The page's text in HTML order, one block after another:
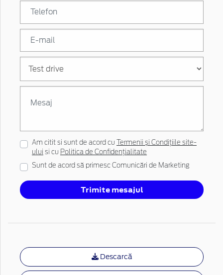
Am citit si sunt de acord cu
Termenii și Condițiile site-
ului si cu Politica de Confidențialitate
Sunt de acord să primesc Comunicări de Marketing
Trimite mesajul
Descarcă